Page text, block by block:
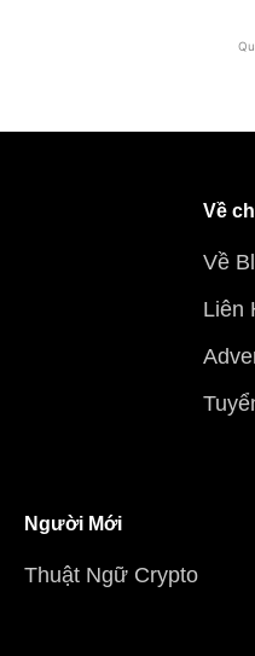
Về
Về
Liên
Người Mới
Thuật Ngữ Crypto